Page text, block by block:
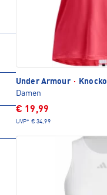
Under Armour ·
Damen
€ 19,99
UVP* € 34,99